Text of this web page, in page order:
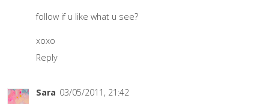
follow if u like what u see?
xoxo
Reply
Sara 03/05/2011, 21:42